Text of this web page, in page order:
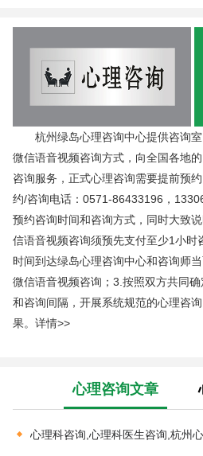
杭州绿岛心理咨询中心提供咨询
微信语音视频咨询方式，向全国各地
咨询服务，正式心理咨询需要提前预
约/咨询电话：0571-86433196，
预约咨询时间和咨询方式，同时大致
信语音视频咨询须预先支付至少1小时
时间到达绿岛心理咨询中心和咨询师
微信语音视频咨询；3.按照双方共同确
和咨询间隔，开展系统规范的心理咨
果。 详情>>
心理咨询文章
心理科咨询,心理科医生咨询,杭州